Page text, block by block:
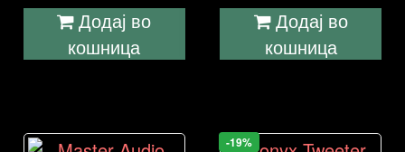
Додај во
кошница
Додај во
кошница
-19%